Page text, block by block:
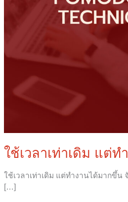
ใช้เวลาเท่าเดิม แต่
ใช้เวลาเท่าเดิม แต่ทำงานได้มากขึ้น
[…]